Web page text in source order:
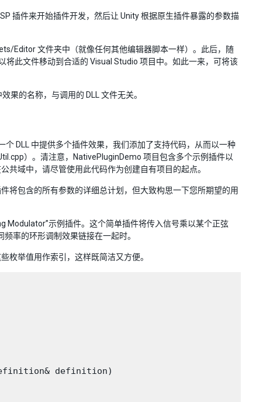
插件来开始插件开发，然后让 Unity 根据原生插件暴露的参数描
Editor 文件夹中（就像任何其他编辑器脚本一样）。此后，随
此文件移动到合适的 Visual Studio 项目中。如此一来，可将该
果的名称，与调用的 DLL 文件无关。
DLL 中提供多个插件效果，我们添加了支持代码，从而以一种
）。清注意，NativePluginDemo 项目包含多个示例插件以
共域中，请尽管使用此代码作为创建自有项目的起点。
将包含的所有参数的详细总计划，但大致构思一下您所期望的用
Modulator”示例插件。这个简单插件将传入信号乘以某个正弦
率的环形调制效果链接在一起时。
枚举值用作索引，这样既简洁又方便。
definition)